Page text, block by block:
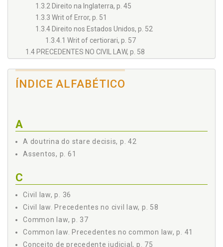
1.3.2 Direito na Inglaterra, p. 45
1.3.3 Writ of Error, p. 51
1.3.4 Direito nos Estados Unidos, p. 52
1.3.4.1 Writ of certiorari, p. 57
1.4 PRECEDENTES NO CIVIL LAW, p. 58
2 PRECEDENTE JUDICIAL - ONDE ESTAMOS, p. 65
2.1.3 Conceito de Precedente Judicial, p. 75
2.1.4 Pressupostos, p. 80
2.1.5 Características, p. 80
2.1.7 Mecanismos de Aplicação, Rejeição, Distinção e
Superação, p. 85
2.2 PRECEDENTES NO PROCESSO CIVIL BRASILEIRO, p. 88
2.2.1 Das Ordenações do Reino ao CPC/2015, p. 89
2.2.2 Sistemática do CPC/2015, p. 95
2.2.2.1 Artigo 926, p. 95
ÍNDICE ALFABÉTICO
A
A doutrina do stare decisis, p. 42
Assentos, p. 61
C
Civil law, p. 36
Civil law. Precedentes no civil law, p. 58
Common law, p. 37
Common law. Precedentes no common law, p. 41
Conceito de precedente judicial, p. 75